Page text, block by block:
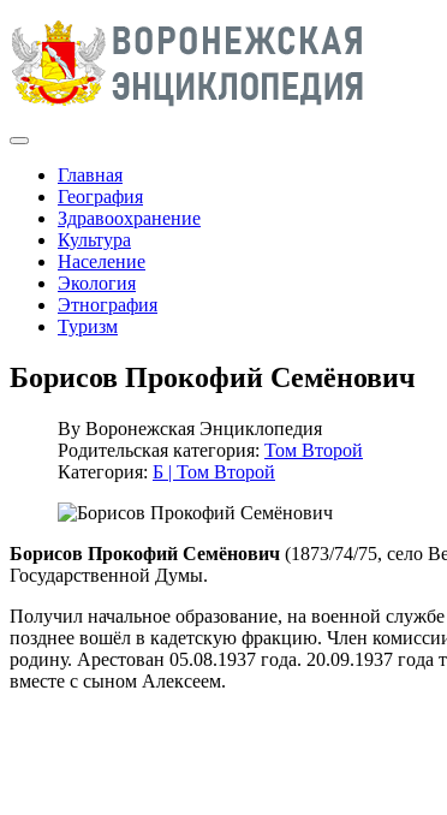
Главная
География
Здравоохранение
Культура
Население
Экология
Этнография
Туризм
Борисов Прокофий Семёнович
By Воронежская Энциклопедия
Родительская категория: Том Второй
Категория: Б | Том Второй
Борисов Прокофий Семёнович (1873/74/75, село
Государственной Думы.
Получил начальное образование, на военной
позднее вошёл в кадетскую фракцию. Член
родину. Арестован 05.08.1937 года. 20.09.1937
вместе с сыном Алексеем.